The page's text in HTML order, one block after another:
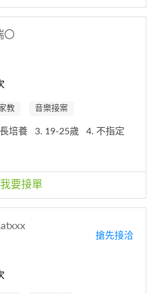
〇
教 音樂接案
培養 3. 19-25歲
4. 不指定
我要接單
搶先接洽